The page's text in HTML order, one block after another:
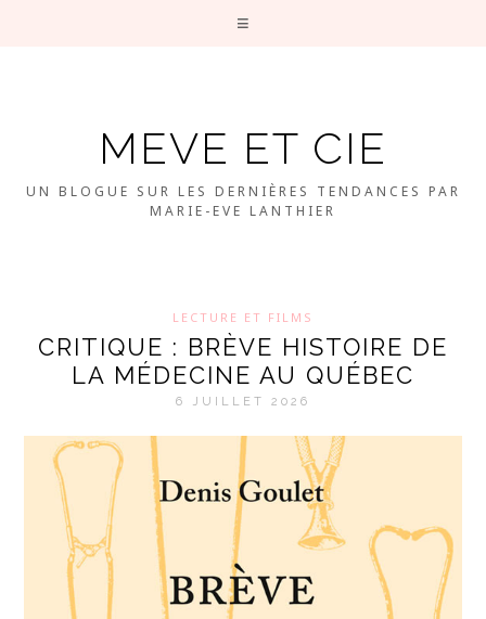
MEVE ET CIE
UN BLOGUE SUR LES DERNIÈRES TENDANCES PAR
MARIE-EVE LANTHIER
LECTURE ET FILMS
CRITIQUE : BRÈVE HISTOIRE DE
LA MÉDECINE AU QUÉBEC
6 JUILLET 2026